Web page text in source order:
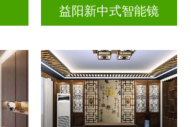
益阳新中式智能镜